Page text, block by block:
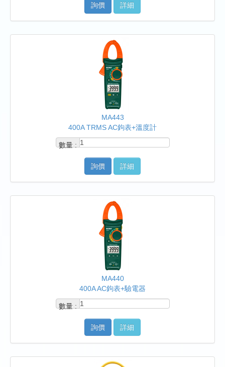
詢價 詳細
MA443
400A TRMS AC鉤表+溫度計
數量 :
詢價 詳細
MA440
400A AC鉤表+驗電器
數量 :
詢價 詳細